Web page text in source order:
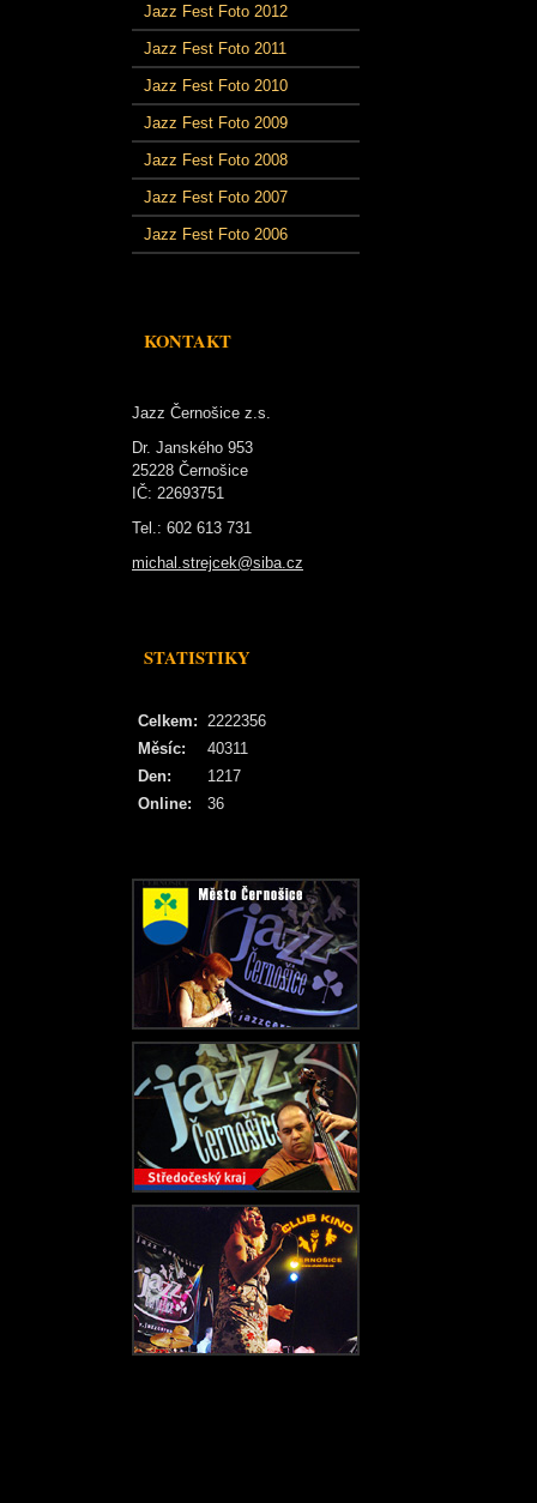
Jazz Fest Foto 2012
Jazz Fest Foto 2011
Jazz Fest Foto 2010
Jazz Fest Foto 2009
Jazz Fest Foto 2008
Jazz Fest Foto 2007
Jazz Fest Foto 2006
KONTAKT
Jazz Černošice z.s.
Dr. Janského 953
25228 Černošice
IČ: 22693751
Tel.: 602 613 731
michal.strejcek@siba.cz
STATISTIKY
Online: 36
Celkem: 2222356
Měsíc:
40311
Den:
1217